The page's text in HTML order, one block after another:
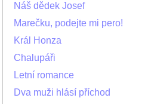
Náš dědek Josef
Marečku, podejte mi pero!
Král Honza
Chalupáři
Letní romance
Dva muži hlásí příchod